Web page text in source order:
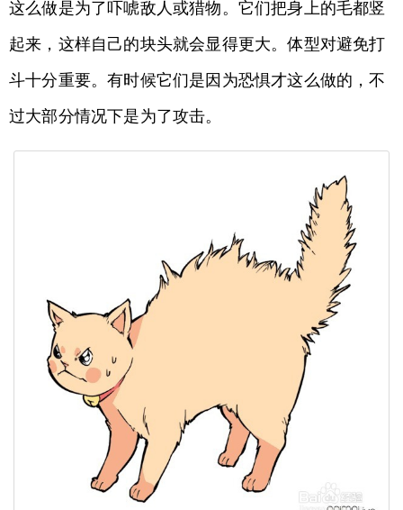
这么做是为了吓唬敌人或猎物。它们把身上的毛都竖
起来，这样自己的块头就会显得更大。体型对避免打
斗十分重要。有时候它们是因为恐惧才这么做的，不
过大部分情况下是为了攻击。